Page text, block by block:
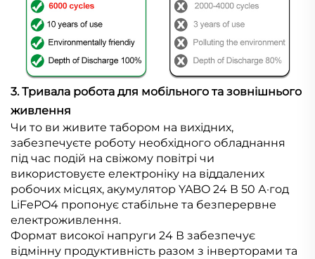
3. Тривала робота для мобільного та зовнішнього
живлення
Чи то ви живите табором на вихідних,
забезпечуєте роботу необхідного обладнання
під час подій на свіжому повітрі чи
використовуєте електроніку на віддалених
робочих місцях, акумулятор YABO 24 В 50 А·год
LiFePO4 пропонує стабільне та безперервне
електроживлення.
Формат високої напруги 24 В забезпечує
відмінну продуктивність разом з інверторами та